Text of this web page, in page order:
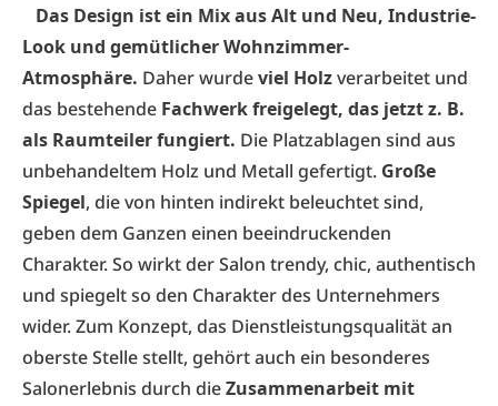
Das Design ist ein Mix aus Alt und Neu, Industrie-
Look und gemütlicher Wohnzimmer-
Atmosphäre. Daher wurdeviel Holzverarbeitet und
das bestehende Fachwerk freigelegt, das jetzt z. B.
als Raumteiler fungiert. Die Platzablagen sind aus
unbehandeltem Holz und Metall gefertigt. Große
Spiegel, die von hinten indirekt beleuchtet sind,
geben dem Ganzen einen beeindruckenden
Charakter. So wirkt der Salon trendy, chic, authentisch
und spiegelt so den Charakter des Unternehmers
wider. Zum Konzept, das Dienstleistungsqualität an
oberste Stelle stellt, gehört auch ein besonderes
Salonerlebnis durch dieZusammenarbeit mit